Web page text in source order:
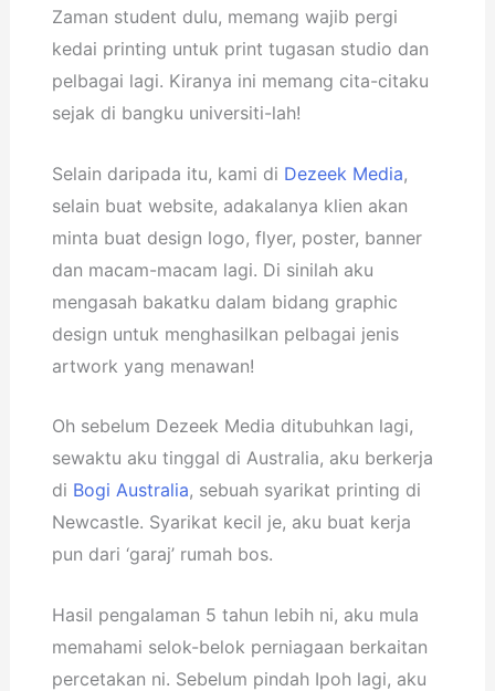
Zaman student dulu, memang wajib pergi
kedai printing untuk print tugasan studio dan
pelbagai lagi. Kiranya ini memang cita-citaku
sejak di bangku universiti-lah!
Selain daripada itu, kami di Dezeek Media,
selain buat website, adakalanya klien akan
minta buat design logo, flyer, poster, banner
dan macam-macam lagi. Di sinilah aku
mengasah bakatku dalam bidang graphic
design untuk menghasilkan pelbagai jenis
artwork yang menawan!
Oh sebelum Dezeek Media ditubuhkan lagi,
sewaktu aku tinggal di Australia, aku berkerja
di Bogi Australia, sebuah syarikat printing di
Newcastle. Syarikat kecil je, aku buat kerja
pun dari ‘garaj’ rumah bos.
Hasil pengalaman 5 tahun lebih ni, aku mula
memahami selok-belok perniagaan berkaitan
percetakan ni. Sebelum pindah Ipoh lagi, aku